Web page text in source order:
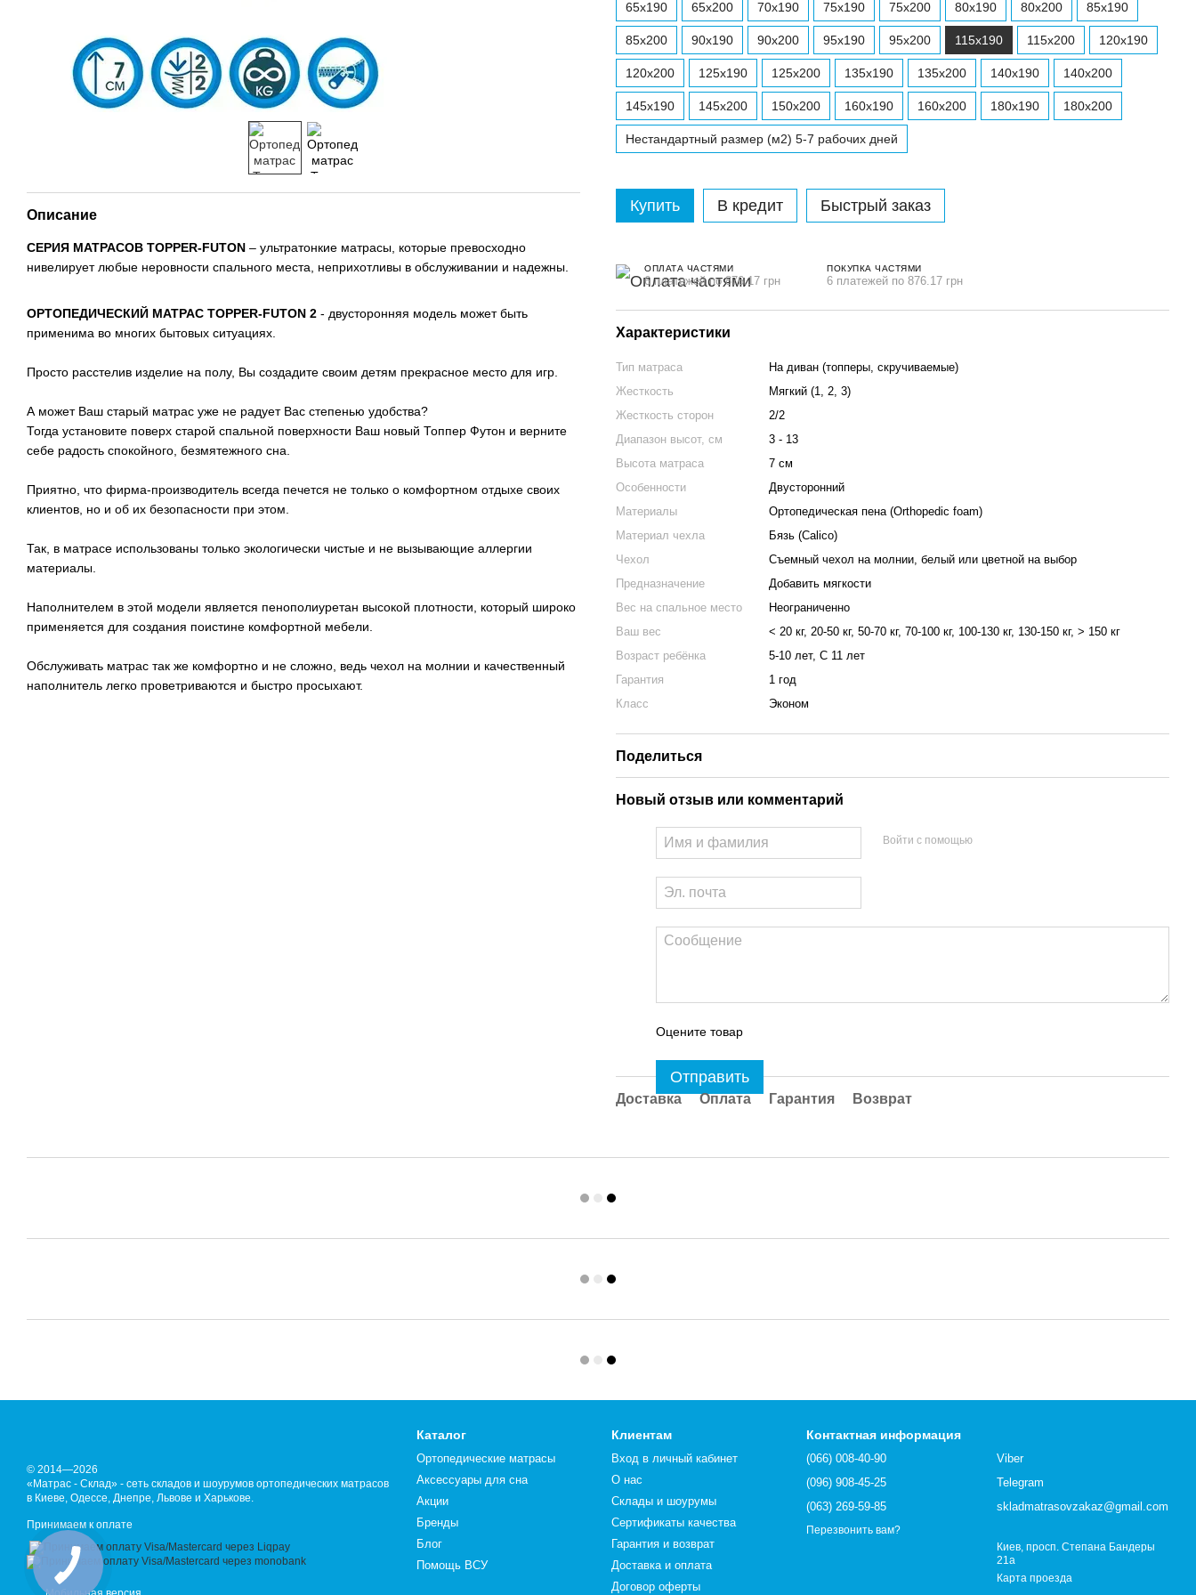
Описание
СЕРИЯ МАТРАСОВ TOPPER-FUTON – ультратонкие матрасы, которые превосходно
нивелирует любые неровности спального места, неприхотливы в обслуживании и надежны.
ОРТОПЕДИЧЕСКИЙ МАТРАС TOPPER-FUTON 2 - двусторонняя модель может быть
применима во многих бытовых ситуациях.
Просто расстелив изделие на полу, Вы создадите своим детям прекрасное место для игр.
А может Ваш старый матрас уже не радует Вас степенью удобства?
Тогда установите поверх старой спальной поверхности Ваш новый Топпер Футон и верните
себе радость спокойного, безмятежного сна.
Приятно, что фирма-производитель всегда печется не только о комфортном отдыхе своих
клиентов, но и об их безопасности при этом.
Так, в матрасе использованы только экологически чистые и не вызывающие аллергии
материалы.
Наполнителем в этой модели является пенополиуретан высокой плотности, который широко
применяется для создания поистине комфортной мебели.
Обслуживать матрас так же комфортно и не сложно, ведь чехол на молнии и качественный
наполнитель легко проветриваются и быстро просыхают.
65х190 65х200 70x190 75х190 75х200 80x190 80x200 85х190
85х200 90x190 90x200 95х190 95х200 115х190 115х200 120x190
120x200 125х190 125х200 135х190 135х200 140x190 140x200
145х190 145х200 150x200 160x190 160x200 180x190 180x200
Нестандартный размер (м2) 5-7 рабочих дней
Купить В кредит Быстрый заказ
ОПЛАТА ЧАСТЯМИ
6 платежей по 876.17 грн
ПОКУПКА ЧАСТЯМИ
6 платежей по 876.17 грн
Характеристики
Тип матраса
На диван (топперы, скручиваемые)
Жесткость
Мягкий (1, 2, 3)
Жесткость сторон
2/2
Диапазон высот, см
3 - 13
Высота матраса
7 см
Особенности
Двусторонний
Материалы
Ортопедическая пена (Orthopedic foam)
Материал чехла
Бязь (Calico)
Чехол
Съемный чехол на молнии, белый или цветной на выбор
Предназначение
Добавить мягкости
Вес на спальное место
Неограниченно
Ваш вес
< 20 кг, 20-50 кг, 50-70 кг, 70-100 кг, 100-130 кг, 130-150 кг, > 150 кг
Возраст ребёнка
5-10 лет, С 11 лет
Гарантия
1 год
Класс
Эконом
Поделиться
Новый отзыв или комментарий
Войти с помощью
Оцените товар
Отправить
Доставка Оплата Гарантия Возврат
© 2014—2026
«Матрас - Склад» - сеть складов и шоурумов ортопедических матрасов
в Киеве, Одессе, Днепре, Львове и Харькове.
Принимаем к оплате
Каталог
Ортопедические матрасы
Аксессуары для сна
Акции
Бренды
Блог
Помощь ВСУ
Клиентам
Вход в личный кабинет
О нас
Склады и шоурумы
Сертификаты качества
Гарантия и возврат
Доставка и оплата
Договор оферты
Контактная информация
(066) 008-40-90
(096) 908-45-25
(063) 269-59-85
Перезвонить вам?
Viber
Telegram
skladmatrasovzakaz@gmail.com
Киев, просп. Степана Бандеры
21а
Карта проезда